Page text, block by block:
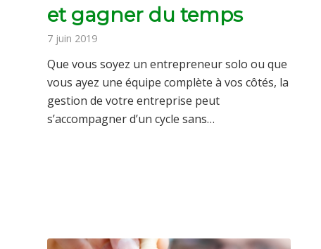
et gagner du temps
7 juin 2019
Que vous soyez un entrepreneur solo ou que
vous ayez une équipe complète à vos côtés, la
gestion de votre entreprise peut
s’accompagner d’un cycle sans…